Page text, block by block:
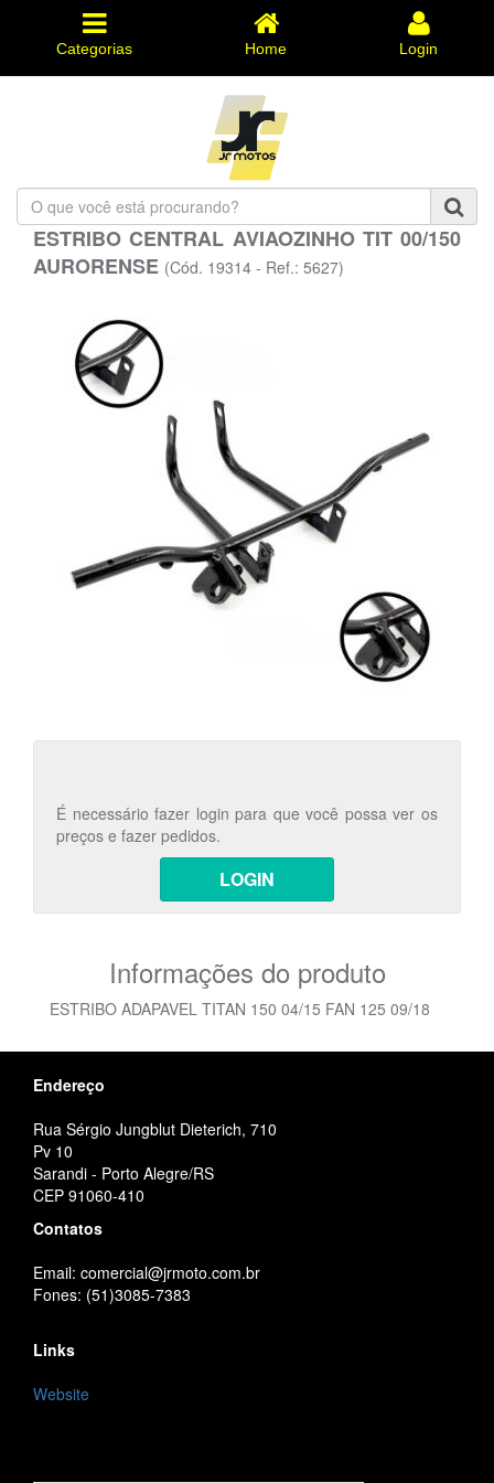
Categorias Home Login
O
que
você
está
ESTRIBO CENTRAL AVIAOZINHO TIT 00/150
AURORENSE (Cód. 19314 - Ref.: 5627)
É necessário fazer login para que você possa ver os
preços e fazer pedidos.
LOGIN
Informações do produto
ESTRIBO ADAPAVEL TITAN 150 04/15 FAN 125 09/18
Endereço
Rua Sérgio Jungblut Dieterich, 710
Pv 10
Sarandi - Porto Alegre/RS
CEP 91060-410
Contatos
Email: comercial@jrmoto.com.br
Fones: (51)3085-7383
Links
Website